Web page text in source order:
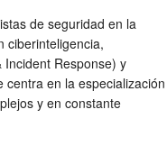
de seguridad en la
ciberinteligencia,
Incident Response) y
en la especialización
y en constante